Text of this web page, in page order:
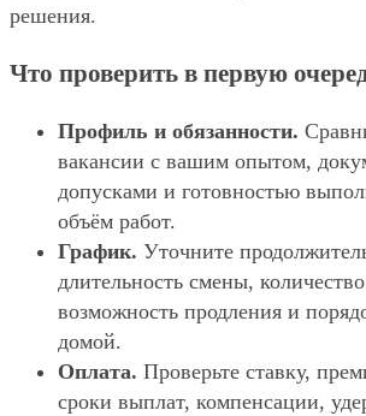
решения.
Что проверить в первую
Профиль и обязанности.
вакансии с вашим опытом,
допусками и готовностью
объём работ.
График. Уточните
длительность смены,
возможность продления и
домой.
Оплата. Проверьте ставку,
сроки выплат, компенсации,